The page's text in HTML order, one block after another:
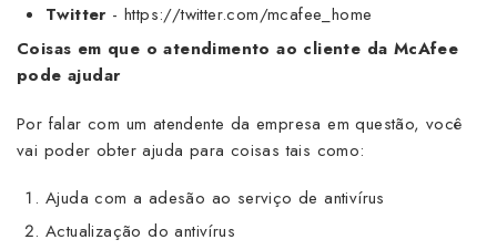
Twitter - https://twitter.com/mcafee_home
Coisas em que o atendimento ao cliente da McAfee
pode ajudar
Por falar com um atendente da empresa em questão, você
vai poder obter ajuda para coisas tais como:
Ajuda com a adesão ao serviço de antivírus
Actualização do antivírus